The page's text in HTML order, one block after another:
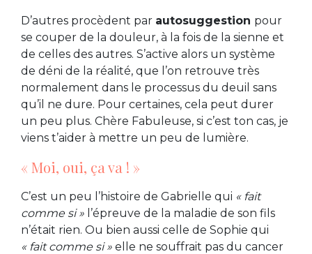
D’autres procèdent par autosuggestion pour
se couper de la douleur, à la fois de la sienne et
de celles des autres. S’active alors un système
de déni de la réalité, que l’on retrouve très
normalement dans le processus du deuil sans
qu’il ne dure. Pour certaines, cela peut durer
un peu plus. Chère Fabuleuse, si c’est ton cas, je
viens t’aider à mettre un peu de lumière.
« Moi, oui, ça va ! »
C’est un peu l’histoire de Gabrielle qui « fait
comme si » l’épreuve de la maladie de son fils
n’était rien. Ou bien aussi celle de Sophie qui
« fait comme si » elle ne souffrait pas du cancer